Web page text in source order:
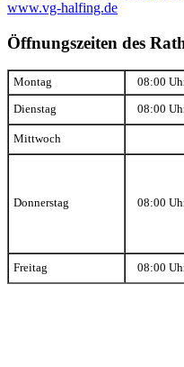
www.vg-halfing.de
Öffnungszeiten des
Montag 08:00
Dienstag 08:00
Mittwoch
Donnerstag 08:00
Freitag 08:00